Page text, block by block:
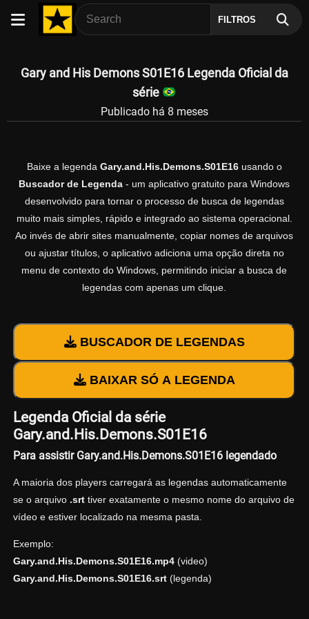
FILTROS
Gary and His Demons S01E16 Legenda Oficial da
série
Publicado há 8 meses
Baixe a legenda Gary.and.His.Demons.S01E16usando o
Buscador de Legenda - um aplicativo gratuito para Windows
desenvolvido para tornar o processo de busca de legendas
muito mais simples, rápido e integrado ao sistema operacional.
Ao invés de abrir sites manualmente, copiar nomes de arquivos
ou ajustar títulos, o aplicativo adiciona uma opção direta no
menu de contexto do Windows, permitindo iniciar a busca de
legendas com apenas um clique.
BUSCADOR DE LEGENDAS
BAIXAR SÓ A LEGENDA
Legenda Oficial da série
Gary.and.His.Demons.S01E16
Para assistir Gary.and.His.Demons.S01E16 legendado
A maioria dos players carregará as legendas automaticamente
se o arquivo .srttiver exatamente o mesmo nome do arquivo de
vídeo e estiver localizado na mesma pasta.
Exemplo:
Gary.and.His.Demons.S01E16.mp4(video)
Gary.and.His.Demons.S01E16.srt(legenda)